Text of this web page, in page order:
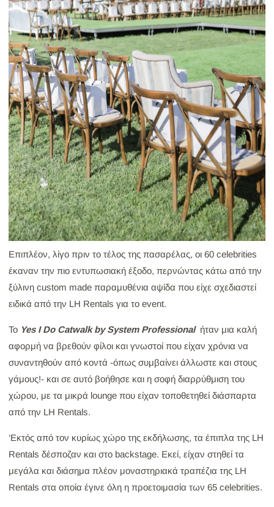
Επιπλέον, λίγο πριν το τέλος της πασαρέλας, οι 60 celebrities
έκαναν την πιο εντυπωσιακή έξοδο, περνώντας κάτω από την
ξύλινη custom made παραμυθένια αψίδα που είχε σχεδιαστεί
ειδικά από την LH Rentals για το event.
Το Yes I Do Catwalk by System Professional ήταν μια καλή
αφορμή να βρεθούν φίλοι και γνωστοί που είχαν χρόνια να
συναντηθούν από κοντά -όπως συμβαίνει άλλωστε και στους
γάμους!- και σε αυτό βοήθησε και η σοφή διαρρύθμιση του
χώρου, με τα μικρά lounge που είχαν τοποθετηθεί διάσπαρτα
από την LH Rentals.
‘Εκτός από τον κυρίως χώρο της εκδήλωσης, τα έπιπλα της LH
Rentals δέσποζαν και στο backstage. Εκεί, είχαν στηθεί τα
μεγάλα και διάσημα πλέον μοναστηριακά τραπέζια της LH
Rentals στα οποία έγινε όλη η προετοιμασία των 65 celebrities.